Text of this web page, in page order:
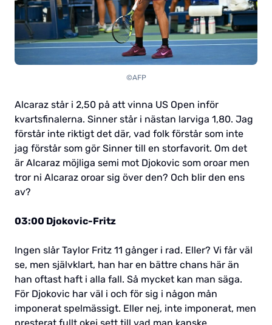
©AFP
Alcaraz står i 2,50 på att vinna US Open inför
kvartsfinalerna. Sinner står i nästan larviga 1,80. Jag
förstår inte riktigt det där, vad folk förstår som inte
jag förstår som gör Sinner till en storfavorit. Om det
är Alcaraz möjliga semi mot Djokovic som oroar men
tror ni Alcaraz oroar sig över den? Och blir den ens
av?
03:00 Djokovic-Fritz
Ingen slår Taylor Fritz 11 gånger i rad. Eller? Vi får väl
se, men självklart, han har en bättre chans här än
han oftast haft i alla fall. Så mycket kan man säga.
För Djokovic har väl i och för sig i någon mån
imponerat spelmässigt. Eller nej, inte imponerat, men